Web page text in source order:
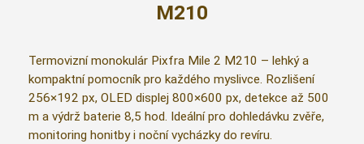
M210
Termovizní monokulár Pixfra Mile 2 M210 – lehký a
kompaktní pomocník pro každého myslivce. Rozlišení
256×192 px, OLED displej 800×600 px, detekce až 500
m a výdrž baterie 8,5 hod. Ideální pro dohledávku zvěře,
monitoring honitby i noční vycházky do revíru.